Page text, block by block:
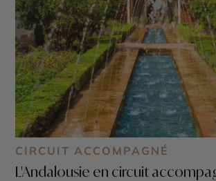
CIRCUIT ACCOMPAGNÉ
L'Andalousie en circuit